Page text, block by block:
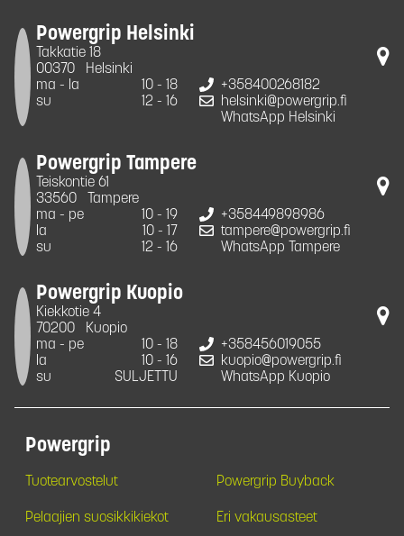
Powergrip Helsinki
Takkatie 18
00370
Helsinki
ma - la
10 - 18
su
12 - 16
+358400268182
helsinki@powergrip.fi
WhatsApp Helsinki
Powergrip Tampere
Teiskontie 61
33560
Tampere
ma - pe
10 - 19
la
10 - 17
su
12 - 16
+358449898986
tampere@powergrip.fi
WhatsApp Tampere
Powergrip Kuopio
Kiekkotie 4
70200
Kuopio
ma - pe
10 - 18
la
10 - 16
su
SULJETTU
+358456019055
kuopio@powergrip.fi
WhatsApp Kuopio
Powergrip
Tuotearvostelut Powergrip Buyback
Pelaajien suosikkikiekot Eri vakausasteet